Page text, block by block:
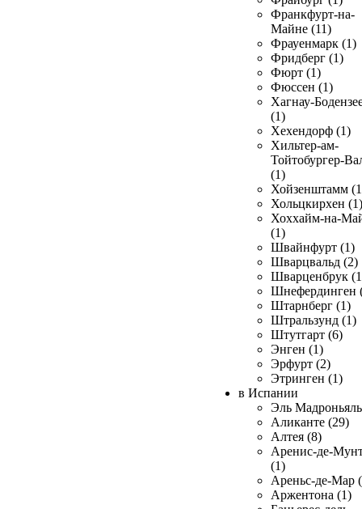
Франкфурт-на-
Майне (11)
Фрауенмарк (1)
Фридберг (1)
Фюрт (1)
Фюссен (1)
Хагнау-
(1)
Хехендорф (1)
Хильтер-ам-
Тойтобургер-
(1)
Хойзенштамм
Хольцкирхен (1)
Хоххайм-на-
(1)
Швайнфурт (1)
Шварцвальд (2)
Шварценбрук
Шнефердинген
Штарнберг (1)
Штральзунд (1)
Штутгарт (6)
Энген (1)
Эрфурт (2)
Этринген (1)
в Испании
Эль
Аликанте (29)
Алтея (8)
Аренис-де-
(1)
Ареньс-де-Мар
Аржентона (1)